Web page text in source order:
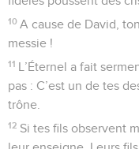
une Bible imprimée,
Psaumes